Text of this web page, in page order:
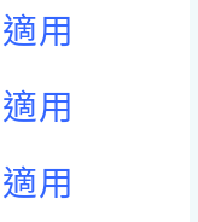
用
用
用